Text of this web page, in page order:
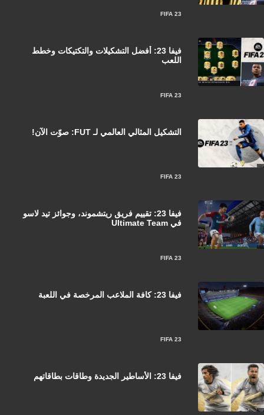
FIFA 23
FIFA 23
فيفا 23: أفضل التشكيلات والتكتيكات وخطط
اللعب
FIFA 23
التشكيل المثالي العالمي لـ FUT: صوّت الآن!
FIFA 23
فيفا 23: تقييم فريق ريتشموند، وجوائز تيد لاسو
في Ultimate Team
FIFA 23
فيفا 23: كافة الملاعب المرخصة في اللعبة
فيفا 23: الأساطير الجديدة وطاقات بطاقاتهم